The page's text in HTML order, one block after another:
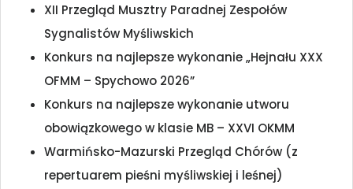
XII Przegląd Musztry Paradnej Zespołów
Sygnalistów Myśliwskich
Konkurs na najlepsze wykonanie „Hejnału XXX
OFMM – Spychowo 2026”
Konkurs na najlepsze wykonanie utworu
obowiązkowego w klasie MB – XXVI OKMM
Warmińsko-Mazurski Przegląd Chórów (z
repertuarem pieśni myśliwskiej i leśnej)